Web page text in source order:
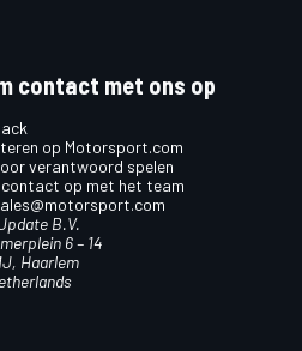
contact met ons op
op Motorsport.com
verantwoord spelen
contact op met het team
B.V.
6 – 14
Haarlem